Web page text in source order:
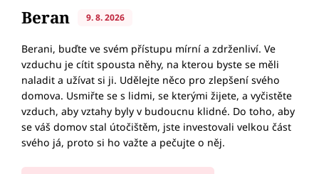
Beran 9. 8. 2026
Berani, buďte ve svém přístupu mírní a zdrženliví. Ve
vzduchu je cítit spousta něhy, na kterou byste se měli
naladit a užívat si ji. Udělejte něco pro zlepšení svého
domova. Usmiřte se s lidmi, se kterými žijete, a vyčistěte
vzduch, aby vztahy byly v budoucnu klidné. Do toho, aby
se váš domov stal útočištěm, jste investovali velkou část
svého já, proto si ho važte a pečujte o něj.